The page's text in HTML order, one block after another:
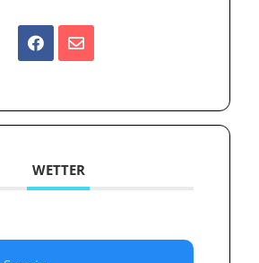
WETTER